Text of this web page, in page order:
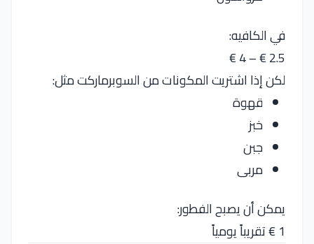
في الكافيه:
2.5 € – 4 €
لكن إذا اشتريت المكونات من السوبرماركت مثل:
قهوة
خبز
جبن
مربى
يمكن أن يصبح الفطور:
1 € تقريباً يومياً